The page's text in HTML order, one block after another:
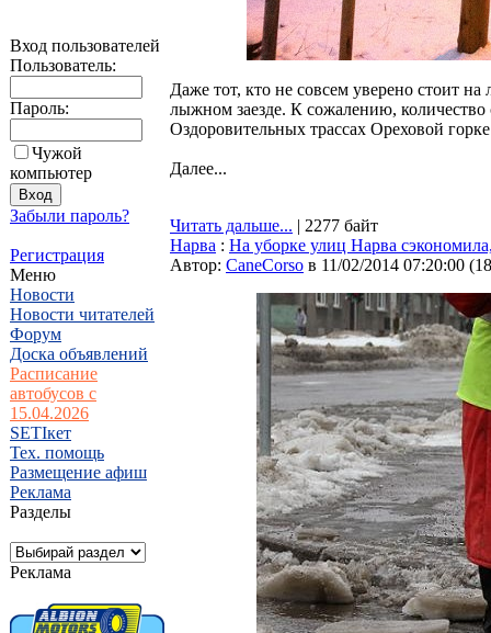
Вход пользователей
Пользователь:
Пароль:
Чужой
компьютер
Забыли пароль?
Регистрация
Меню
Новости
Новости читателей
Форум
Доска объявлений
Расписание
автобусов с
15.04.2026
SETIкет
Тех. помощь
Размещение афиш
Реклама
Разделы
Реклама
Даже тот, кто не совсем уверено стоит
лыжном заезде. К сожалению,
Оздоровительных трассах Ореховой
Далее...
Читать дальше... | 2277 байт
Нарва : На уборке улиц Нарва
Автор: CaneCorso в 11/02/2014 07:20:00 (